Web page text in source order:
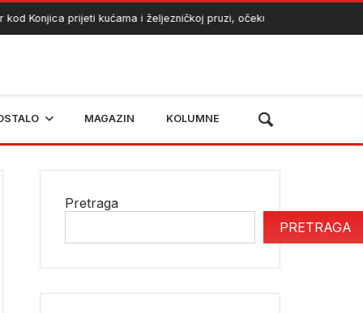
Konjica prijeti kućama i željezničkoj pruzi, očekuje se angažman
MAGAZIN KOLUMNE
Pretraga
PRETRAGA